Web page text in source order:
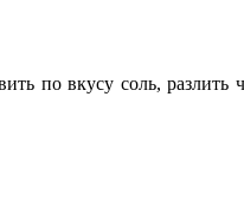
по вкусу соль, разлить